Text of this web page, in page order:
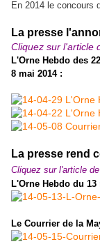
En 2014 le concours
La presse
Cliquez sur l'article
L'Orne Hebdo des
8 mai 2014 :
La presse rend
Cliquez sur l'article
L'Orne Hebdo du 13
Le Courrier de la